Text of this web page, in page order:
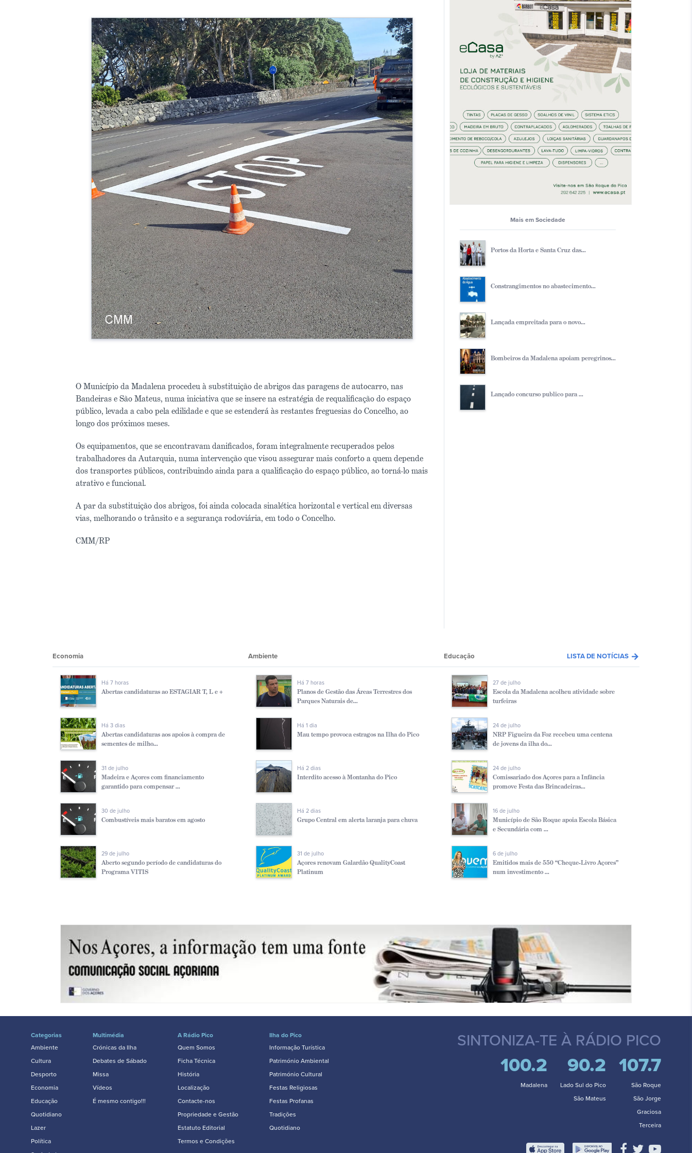
O Município da Madalena procedeu à substituição de abrigos das paragens de autocarro, nas
Bandeiras e São Mateus, numa iniciativa que se insere na estratégia de requalificação do espaço
público, levada a cabo pela edilidade e que se estenderá às restantes freguesias do Concelho, ao
longo dos próximos meses.
Os equipamentos, que se encontravam danificados, foram integralmente recuperados pelos
trabalhadores da Autarquia, numa intervenção que visou assegurar mais conforto a quem depende
dos transportes públicos, contribuindo ainda para a qualificação do espaço público, ao torná-lo mais
atrativo e funcional.
A par da substituição dos abrigos, foi ainda colocada sinalética horizontal e vertical em diversas
vias, melhorando o trânsito e a segurança rodoviária, em todo o Concelho.
CMM/RP
Mais em Sociedade
Portos da Horta e Santa Cruz das...
Constrangimentos no abastecimento...
Lançada empreitada para o novo...
Bombeiros da Madalena apoiam peregrinos...
Lançado concurso publico para ...
Economia Ambiente Educação LISTA DE NOTÍCIAS arrow_forward
Há 7 horas
Abertas candidaturas ao ESTAGIAR T, L e +
Há 3 dias
Abertas candidaturas aos apoios à compra de
sementes de milho...
31 de julho
Madeira e Açores com financiamento
garantido para compensar ...
30 de julho
Combustíveis mais baratos em agosto
29 de julho
Aberto segundo período de candidaturas do
Programa VITIS
Há 7 horas
Planos de Gestão das Áreas Terrestres dos
Parques Naturais de...
Há 1 dia
Mau tempo provoca estragos na Ilha do Pico
Há 2 dias
Interdito acesso à Montanha do Pico
Há 2 dias
Grupo Central em alerta laranja para chuva
31 de julho
Açores renovam Galardão QualityCoast
Platinum
27 de julho
Escola da Madalena acolheu atividade sobre
turfeiras
24 de julho
NRP Figueira da Foz recebeu uma centena
de jovens da ilha do...
24 de julho
Comissariado dos Açores para a Infância
promove Festa das Brincadeiras...
16 de julho
Município de São Roque apoia Escola Básica
e Secundária com ...
6 de julho
Emitidos mais de 550 “Cheque-Livro Açores”
num investimento ...
Categorias
Ambiente
Cultura
Desporto
Economia
Educação
Quotidiano
Lazer
Política
Multimédia
Crónicas da Ilha
Debates de Sábado
Missa
Vídeos
É mesmo contigo!!!
A Rádio Pico
Quem Somos
Ficha Técnica
História
Localização
Contacte-nos
Propriedade e Gestão
Estatuto Editorial
Termos e Condições
Ilha do Pico
Informação Turística
Património Ambiental
Património Cultural
Festas Religiosas
Festas Profanas
Tradições
Quotidiano
SINTONIZA-TE À RÁDIO PICO
100.2
Madalena
90.2
Lado Sul do Pico
São Mateus
107.7
São Roque
São Jorge
Graciosa
Terceira